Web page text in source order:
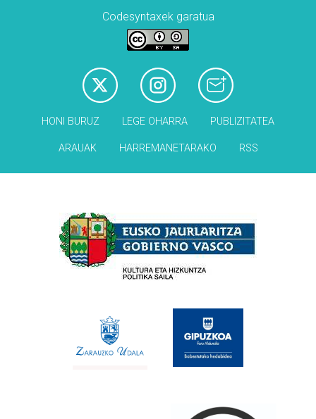
Codesyntaxek garatua
HONI BURUZ LEGE OHARRA PUBLIZITATEA
ARAUAK HARREMANETARAKO RSS